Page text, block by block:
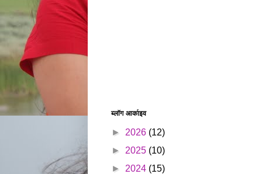
ब्लॉग आर्काइव
► 2026 (12)
► 2025 (10)
► 2024 (15)